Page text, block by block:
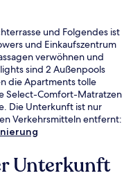
und Folgendes ist
und Einkaufszentrum
verwöhnen und
sind 2 Außenpools
die Apartments tolle
Select-Comfort-Matratzen
Die Unterkunft ist nur
Verkehrsmitteln entfernt:
bzw. 11 Minuten (LRT-
Unterkunft